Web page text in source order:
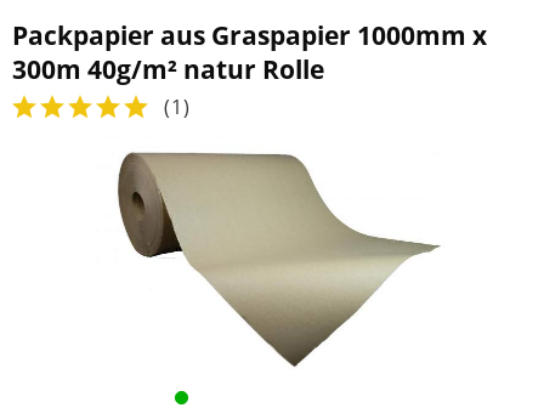
Packpapier aus Graspapier 1000mm x
300m 40g/m² natur Rolle
(1)